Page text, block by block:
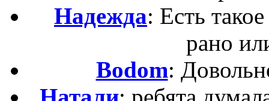
Надежда: Есть
рано
Bodom: